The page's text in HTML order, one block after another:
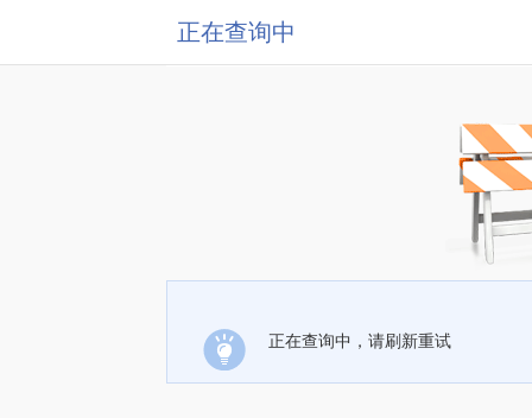
正在查询中
正在查询中，请刷新重试